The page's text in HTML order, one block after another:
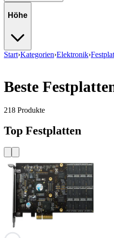
Höhe
Start›Kategorien›Elektronik›
Beste
218 Produkte
Top Festplatten